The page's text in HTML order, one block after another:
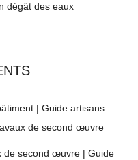
dégât des eaux
| Guide artisans
de second œuvre
de second œuvre | Guide